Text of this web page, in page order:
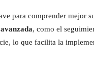
para comprender mejor
, como el
lo que facilita la